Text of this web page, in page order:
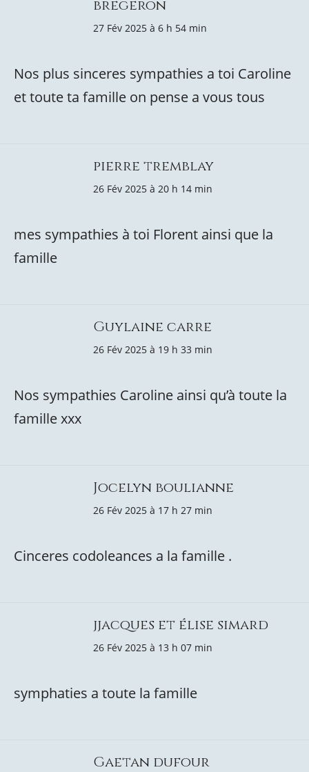
bregeron
27 Fév 2025 à 6 h 54 min
Nos plus sinceres sympathies a toi Caroline
et toute ta famille on pense a vous tous
pierre tremblay
26 Fév 2025 à 20 h 14 min
mes sympathies à toi Florent ainsi que la
famille
Guylaine carre
26 Fév 2025 à 19 h 33 min
Nos sympathies Caroline ainsi qu’à toute la
famille xxx
Jocelyn boulianne
26 Fév 2025 à 17 h 27 min
Cinceres codoleances a la famille .
jjacques et élise simard
26 Fév 2025 à 13 h 07 min
symphaties a toute la famille
Gaetan dufour